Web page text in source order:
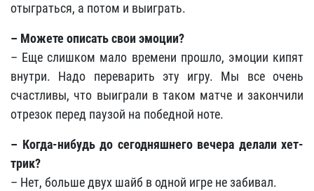
отыграться, а потом и выиграть.
– Можете описать свои эмоции?
– Еще слишком мало времени прошло, эмоции кипят
внутри. Надо переварить эту игру. Мы все очень
счастливы, что выиграли в таком матче и закончили
отрезок перед паузой на победной ноте.
– Когда-нибудь до сегодняшнего вечера делали хет-
трик?
– Нет, больше двух шайб в одной игре не забивал.